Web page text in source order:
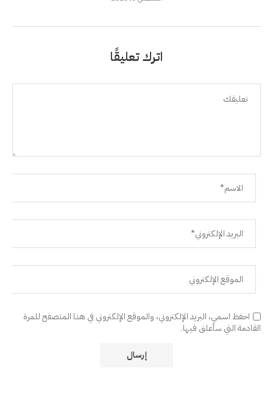
اترك تعليقًا
احفظ اسمي، البريد الإلكتروني، والموقع الإلكتروني في هذا المتصفح للمرة
القادمة التي سأعلق فيها.